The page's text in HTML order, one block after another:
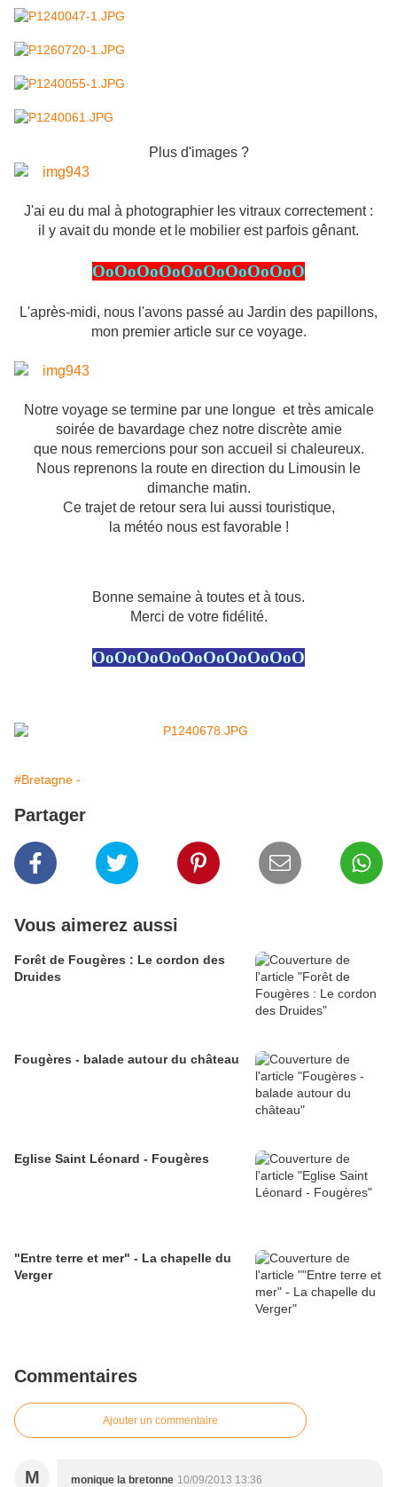
Plus d'images ?
J'ai eu du mal à photographier les vitraux correctement :
il y avait du monde et le mobilier est parfois gênant.
OoOoOoOoOoOoOoOoOoO
L'après-midi, nous l'avons passé au Jardin des papillons,
mon premier article sur ce voyage.
Notre voyage se termine par une longue et très amicale
soirée de bavardage chez notre discrète amie
que nous remercions pour son accueil si chaleureux.
Nous reprenons la route en direction du Limousin le
dimanche matin.
Ce trajet de retour sera lui aussi touristique,
la météo nous est favorable !
Bonne semaine à toutes et à tous.
Merci de votre fidélité.
OoOoOoOoOoOoOoOoOoO
#Bretagne -
Partager
Vous aimerez aussi
Forêt de Fougères : Le cordon des
Druides
Fougères - balade autour du château
Eglise Saint Léonard - Fougères
"Entre terre et mer" - La chapelle du
Verger
Commentaires
Ajouter un commentaire
M monique la bretonne 10/09/2013 13:36